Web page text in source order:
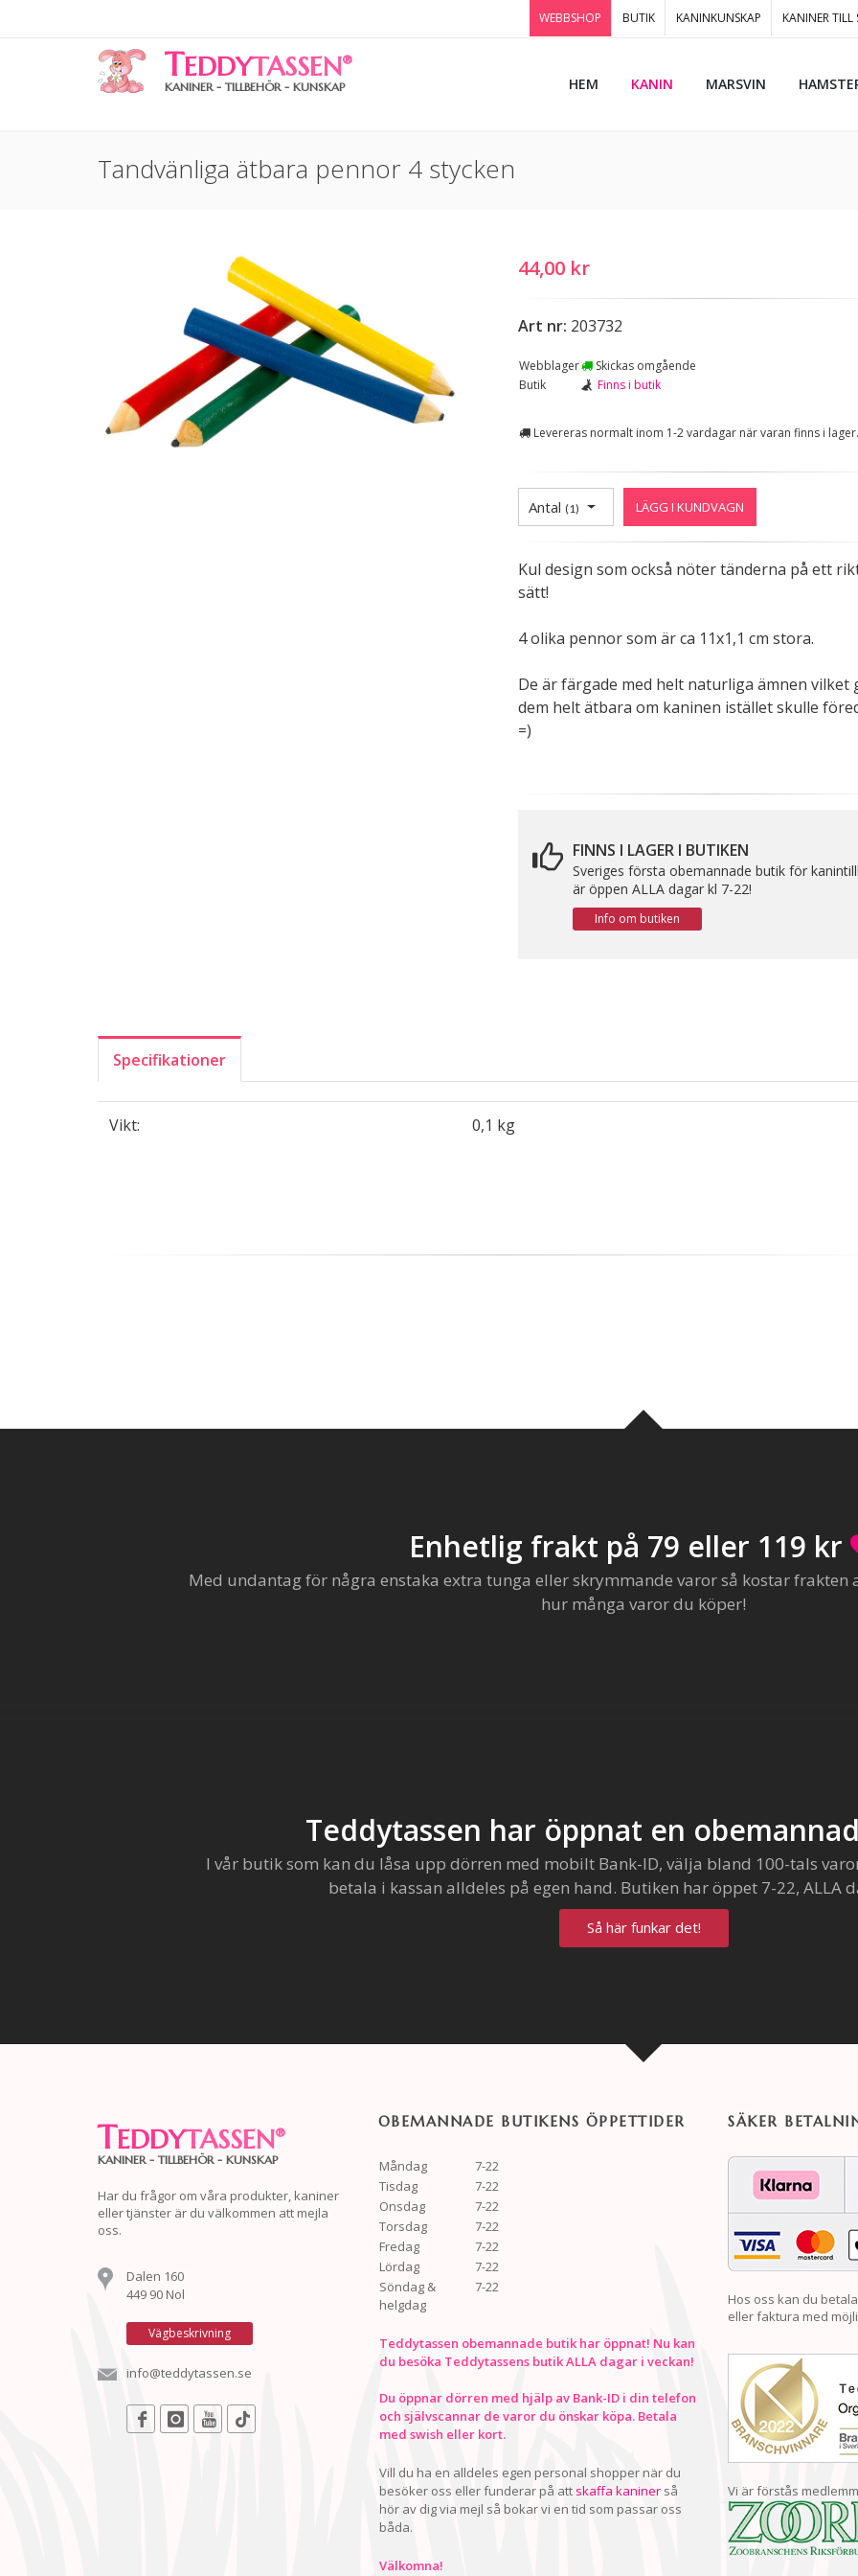
WEBBSHOP BUTIK KANINKUNSKAP KANINER TILL
TEDDYTASSEN®
KANINER - TILLBEHÖR - KUNSKAP HEM KANIN MARSVIN
Tandvänliga ätbara pennor 4 stycken
44,00 kr
Art nr: 203732
Webblager
Skickas omgående
Butik
Finns i butik
Levereras normalt inom 1-2 vardagar när varan finns i lager.
Antal (1) LÄGG I KUNDVAGN
Kul design som också nöter tänderna på ett
sätt!
4 olika pennor som är ca 11x1,1 cm stora.
De är färgade med helt naturliga ämnen vilket
dem helt ätbara om kaninen istället skulle
=)
FINNS I LAGER I BUTIKEN
Sveriges första obemannade butik för
är öppen ALLA dagar kl 7-22!
Info om butiken
Specifikationer
Vikt: 0,1 kg
Enhetlig frakt på 79 eller 119 kr
Med undantag för några enstaka extra tunga eller skrymmande varor så kostar
hur många varor du köper!
Teddytassen har öppnat en
I vår butik som kan du låsa upp dörren med mobilt Bank-ID, välja bland 100-tals
betala i kassan alldeles på egen hand. Butiken har öppet 7-22, ALLA
Så här funkar det!
TEDDYTASSEN®
KANINER - TILLBEHÖR - KUNSKAP
Har du frågor om våra produkter, kaniner
eller tjänster är du välkommen att mejla
oss.
Dalen 160
449 90 Nol
Vägbeskrivning
info@teddytassen.se
OBEMANNADE BUTIKENS ÖPPETTIDER
Måndag
7-22
Tisdag
7-22
Onsdag
7-22
Torsdag
7-22
Fredag
7-22
Lördag
7-22
Söndag &
helgdag
7-22
Teddytassen obemannade butik har öppnat! Nu kan
du besöka Teddytassens butik ALLA dagar i veckan!
Du öppnar dörren med hjälp av Bank-ID i din telefon
och självscannar de varor du önskar köpa. Betala
med swish eller kort.
Vill du ha en alldeles egen personal shopper när du
besöker oss eller funderar på att skaffa kaninerså
hör av dig via mejl så bokar vi en tid som passar oss
båda.
Välkomna!
SÄKER
Hos oss kan du
eller faktura med
Vi är förstås